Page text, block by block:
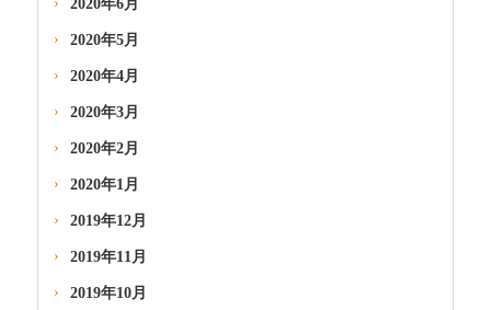
2020年6月
2020年5月
2020年4月
2020年3月
2020年2月
2020年1月
2019年12月
2019年11月
2019年10月